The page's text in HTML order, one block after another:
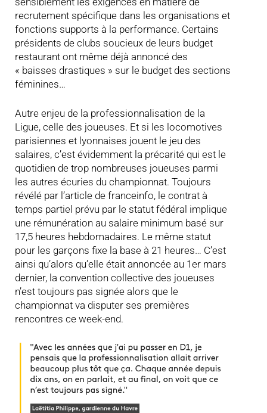
recrutement spécifique dans les organisations et
fonctions supports à la performance. Certains
présidents de clubs soucieux de leurs budget
restaurant ont même déjà annoncé des
« baisses drastiques » sur le budget des sections
féminines…
Autre enjeu de la professionnalisation de la
Ligue, celle des joueuses. Et si les locomotives
parisiennes et lyonnaises jouent le jeu des
salaires, c’est évidemment la précarité qui est le
quotidien de trop nombreuses joueuses parmi
les autres écuries du championnat. Toujours
révélé par l’article de franceinfo, le contrat à
temps partiel prévu par le statut fédéral implique
une rémunération au salaire minimum basé sur
17,5 heures hebdomadaires. Le même statut
pour les garçons fixe la base à 21 heures… C’est
ainsi qu’alors qu’elle était annoncée au 1er mars
dernier, la convention collective des joueuses
n’est toujours pas signée alors que le
championnat va disputer ses premières
rencontres ce week-end.